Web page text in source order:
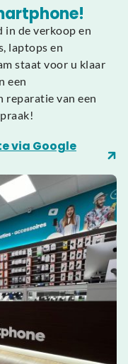
in de verkoop en
laptops en
staat voor u klaar
een
reparatie van een
via Google